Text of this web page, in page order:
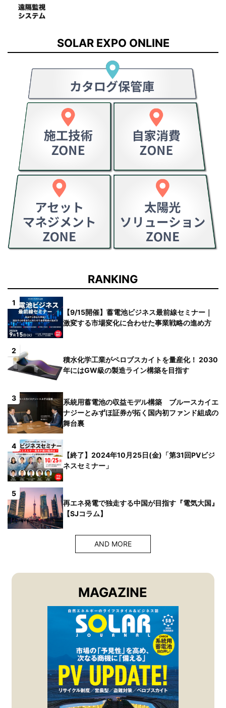
SOLAR EXPO ONLINE
RANKING
1
【9/15開催】蓄電池ビジネス最前線セミナー｜
激変する市場変化に合わせた事業戦略の進め方
2
積水化学工業がペロブスカイトを量産化！ 2030
年にはGW級の製造ライン構築を目指す
3
系統用蓄電池の収益モデル構築 ブルースカイエ
ナジーとみずほ証券が拓く国内初ファンド組成の
舞台裏
4
【終了】2024年10月25日(金)「第31回PVビジ
ネスセミナー」
5
再エネ発電で独走する中国が目指す『電気大国』
【SJコラム】
AND MORE
MAGAZINE